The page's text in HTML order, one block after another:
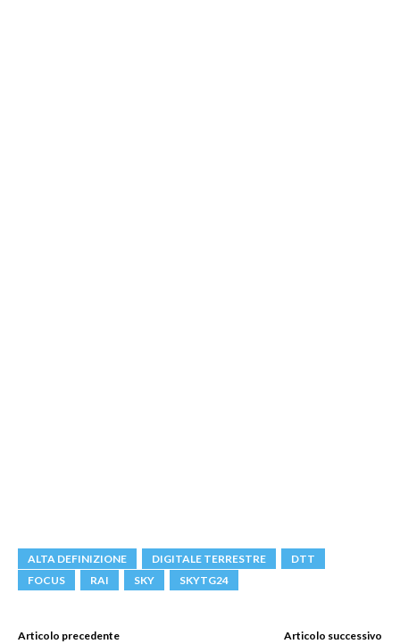
ALTA DEFINIZIONE DIGITALE TERRESTRE
DTT
FOCUS
RAI SKY SKYTG24
Articolo precedente Articolo successivo